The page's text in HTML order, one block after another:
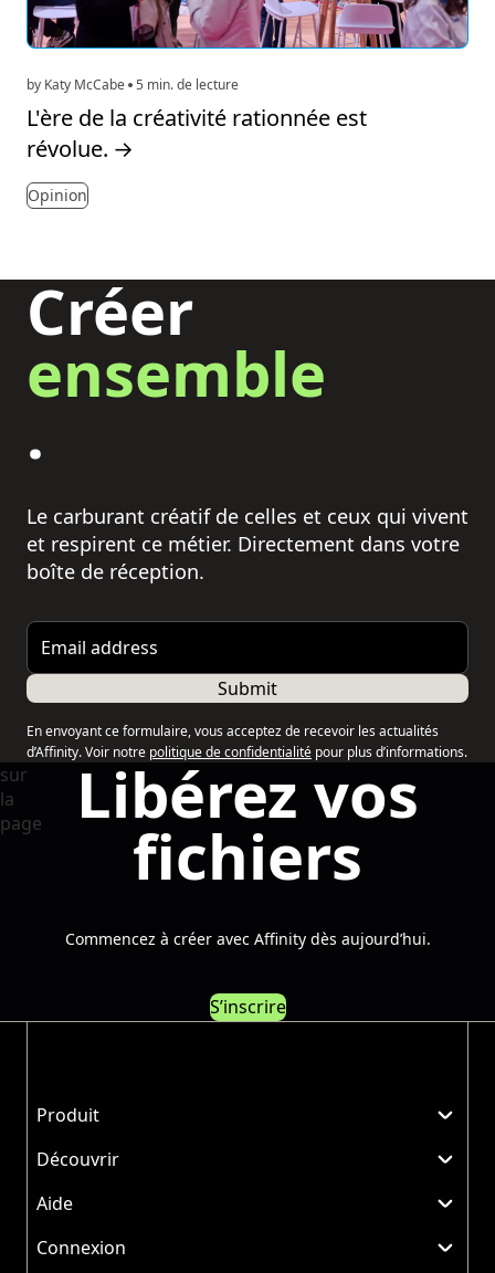
by Katy McCabe 5 min. de lecture
L'ère de la créativité rationnée est
révolue. →
Opinion
Créer
ensemble
.
Le carburant créatif de celles et ceux qui vivent
et respirent ce métier. Directement dans votre
boîte de réception.
Email address
Submit
En envoyant ce formulaire, vous acceptez de recevoir les actualités
d’Affinity. Voir notre politique de confidentialité pour plus d’informations.
Libérez vos
fichiers
Commencez à créer avec Affinity dès aujourd’hui.
S’inscrire
Produit
Découvrir
Aide
Connexion